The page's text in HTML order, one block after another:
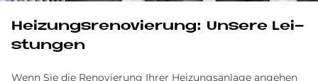
Hei­zungs­re­no­vie­rung: Un­se­re Lei­
stun­gen
Wenn Sie die Renovierung Ihrer Heizungsanlage angehen